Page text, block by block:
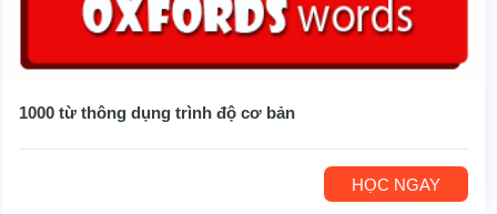
1000 từ thông dụng trình độ cơ bản
HỌC NGAY